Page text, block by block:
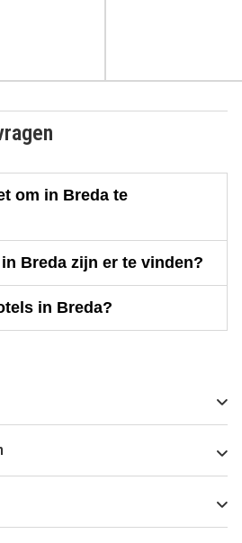
om in Breda te
Breda zijn er te vinden?
in Breda?